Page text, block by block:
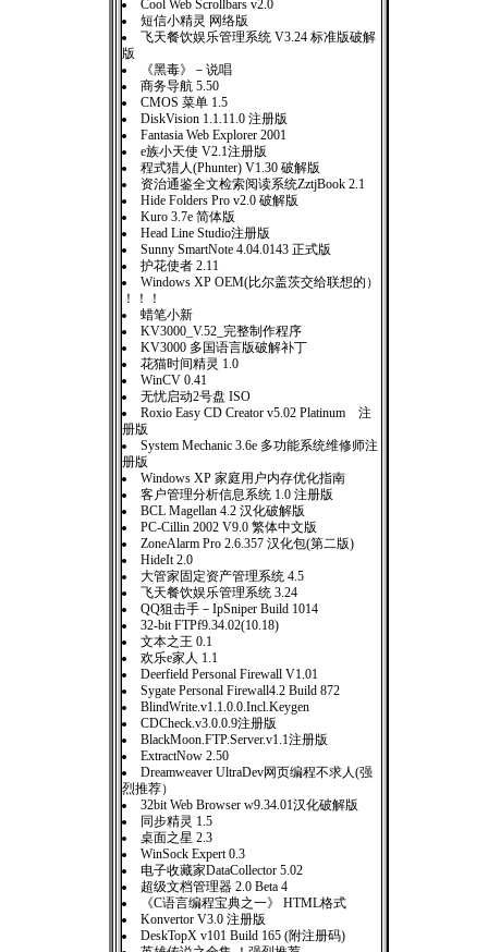
Cool Web Scrollbars v2.0
短信小精灵 网络版
飞天餐饮娱乐管理系统 V3.24 标准版破解
版
《黑毒》－说唱
商务导航 5.50
CMOS 菜单 1.5
DiskVision 1.1.11.0 注册版
Fantasia Web Explorer 2001
e族小天使 V2.1注册版
程式猎人(Phunter) V1.30 破解版
资治通鉴全文检索阅读系统ZztjBook 2.1
Hide Folders Pro v2.0 破解版
Kuro 3.7e 简体版
Head Line Studio注册版
Sunny SmartNote 4.04.0143 正式版
护花使者 2.11
Windows XP OEM(比尔盖茨交给联想的）
！！！
蜡笔小新
KV3000_V.52_完整制作程序
KV3000 多国语言版破解补丁
花猫时间精灵 1.0
WinCV 0.41
无忧启动2号盘 ISO
Roxio Easy CD Creator v5.02 Platinum 注
册版
System Mechanic 3.6e 多功能系统维修师注
册版
Windows XP 家庭用户内存优化指南
客户管理分析信息系统 1.0 注册版
BCL Magellan 4.2 汉化破解版
PC-Cillin 2002 V9.0 繁体中文版
ZoneAlarm Pro 2.6.357 汉化包(第二版)
HideIt 2.0
大管家固定资产管理系统 4.5
飞天餐饮娱乐管理系统 3.24
QQ狙击手－IpSniper Build 1014
32-bit FTPf9.34.02(10.18)
文本之王 0.1
欢乐e家人 1.1
Deerfield Personal Firewall V1.01
Sygate Personal Firewall4.2 Build 872
BlindWrite.v1.1.0.0.Incl.Keygen
CDCheck.v3.0.0.9注册版
BlackMoon.FTP.Server.v1.1注册版
ExtractNow 2.50
Dreamweaver UltraDev网页编程不求人(强
烈推荐）
32bit Web Browser w9.34.01汉化破解版
同步精灵 1.5
桌面之星 2.3
WinSock Expert 0.3
电子收藏家DataCollector 5.02
超级文档管理器 2.0 Beta 4
《C语言编程宝典之一》 HTML格式
Konvertor V3.0 注册版
DeskTopX v101 Build 165 (附注册码)